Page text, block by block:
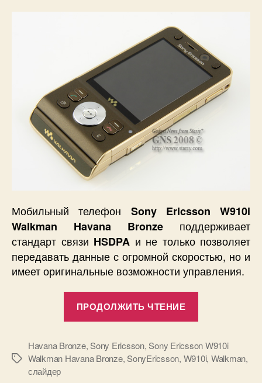
Мобильный телефон Sony Ericsson W910i
Walkman Havana Bronze поддерживает
стандарт связи HSDPA и не только позволяет
передавать данные с огромной скоростью, но и
имеет оригинальные возможности управления.
ПРОДОЛЖИТЬ ЧТЕНИЕ
Walkman
Havana
Метки
Havana Bronze,Sony Ericsson,Sony Ericsson W910i
Walkman Havana Bronze,SonyEricsson, W910i, Walkman,
слайдер